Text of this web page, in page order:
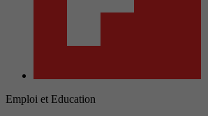
Emploi et Education